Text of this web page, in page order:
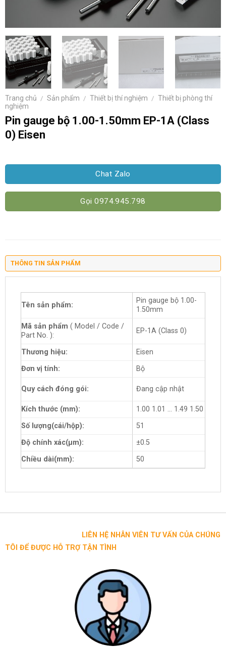
Trang chủ / Sản phẩm / Thiết bị thí nghiệm / Thiết bị phòng thí
nghiệm
Pin gauge bộ 1.00-1.50mm EP-1A (Class
0) Eisen
Chat Zalo
Gọi 0974.945.798
THÔNG TIN SẢN PHẨM
Tên sản phẩm:
Pin gauge bộ 1.00-
1.50mm
Mã sản phẩm ( Model / Code /
Part No. ):
EP-1A (Class 0)
Thương hiệu:
Eisen
Đơn vị tính:
Bộ
Quy cách đóng gói: Đang cập nhật
Kích thước (mm):
1.00 1.01 … 1.49 1.50
Số lượng(cái/hộp):
51
Độ chính xác(µm):
±0.5
Chiều dài(mm):
50
LIÊN HỆ NHÂN VIÊN TƯ VẤN CỦA CHÚNG
TÔI ĐỂ ĐƯỢC HỖ TRỢ TẬN TÌNH